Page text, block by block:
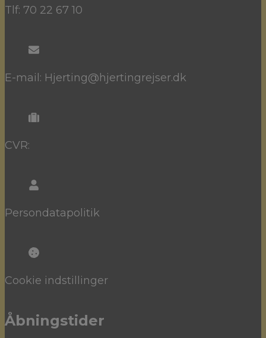
Tlf: 70 22 67 10
E-mail: Hjerting@hjertingrejser.dk
CVR:
Persondatapolitik
Cookie indstillinger
Åbningstider